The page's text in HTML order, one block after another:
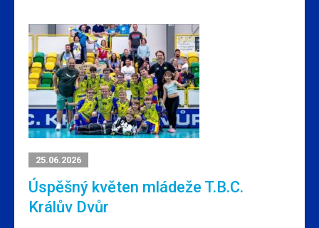
25.06.2026
Úspěšný květen mládeže T.B.C.
Králův Dvůr